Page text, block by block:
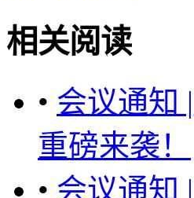
相关阅读
• 会议通知
重磅来袭！
• 会议通知